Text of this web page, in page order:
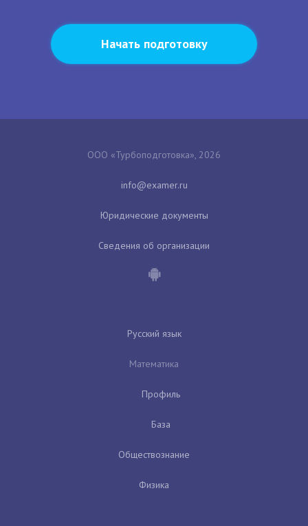
Начать подготовку
ООО «Турбоподготовка», 2026
Юридические документы
Сведения об организации
Русский язык
Математика
Профиль
База
Обществознание
Физика